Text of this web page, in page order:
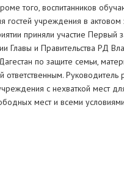
того, воспитанников
учреждения в
приняли участие
Главы и Правительства РД
по защите семьи,
с нехваткой мест
мест и всеми